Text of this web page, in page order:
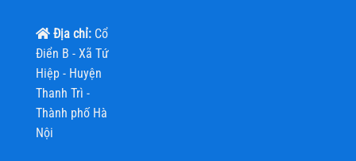
Địa chỉ: Cổ
Điển B - Xã Tứ
Hiệp - Huyện
Thanh Trì -
Thành phố Hà
Nội